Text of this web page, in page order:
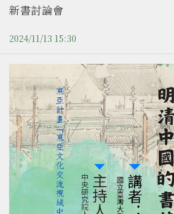
新書討論會
2024/11/13 15:30